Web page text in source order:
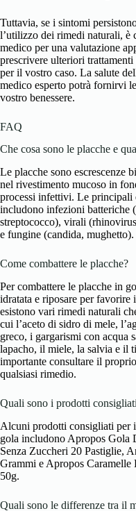
Tuttavia, se i sintomi
l’utilizzo dei rimedi naturali, è
medico per una valutazione
prescrivere ulteriori
per il vostro caso. La salute
medico esperto potrà fornirvi
vostro benessere.
FAQ
Che cosa sono le placche e
Le placche sono escrescenze
nel rivestimento mucoso in
processi infettivi. Le principali
includono infezioni batteriche
streptococco), virali
e fungine (candida, mughetto).
Come combattere le placche?
Per combattere le placche in
idratata e riposare per
esistono vari rimedi naturali
cui l’aceto di sidro di mele,
greco, i gargarismi con acqua
lapacho, il miele, la salvia e il
importante consultare il
qualsiasi rimedio.
Quali sono i prodotti
Alcuni prodotti consigliati per
gola includono Apropos Gola
Senza Zuccheri 20 Pastiglie,
Grammi e Apropos
50g.
Quali sono le differenze tra il